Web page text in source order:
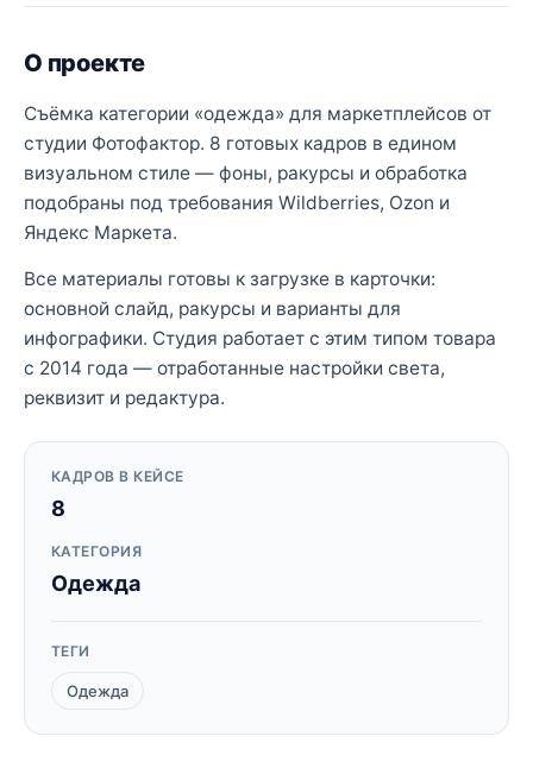
О проекте
Съёмка категории «одежда» для маркетплейсов от
студии Фотофактор. 8 готовых кадров в едином
визуальном стиле — фоны, ракурсы и обработка
подобраны под требования Wildberries, Ozon и
Яндекс Маркета.
Все материалы готовы к загрузке в карточки:
основной слайд, ракурсы и варианты для
инфографики. Студия работает с этим типом товара
с 2014 года — отработанные настройки света,
реквизит и редактура.
КАДРОВ В КЕЙСЕ
8
КАТЕГОРИЯ
Одежда
ТЕГИ
Одежда